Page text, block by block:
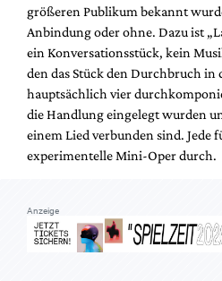
größeren Publikum bekannt
Anbindung oder ohne. Dazu ist
ein Konversationsstück, kein
den das Stück den Durchbruch in
hauptsächlich vier
die Handlung eingelegt wurden
einem Lied verbunden sind. Jede
experimentelle Mini-Oper durch.
Anzeige